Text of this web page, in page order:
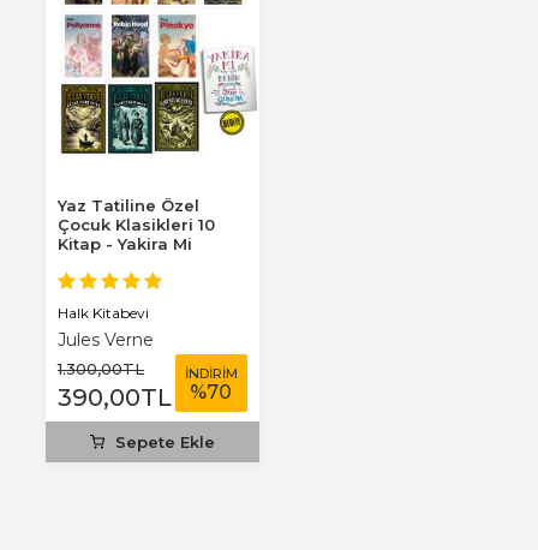
Yaz Tatiline Özel
Çocuk Klasikleri 10
Kitap - Yakira Mi
Halk Kitabevi
Jules Verne
1.300,00TL
390,00TL
İNDİRİM
%70
Sepete Ekle